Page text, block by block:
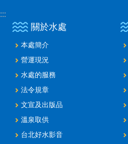
:::
關於水處
本處簡介
營運現況
水處的服務
法令規章
文宣及出版品
溫泉取供
台北好水影音